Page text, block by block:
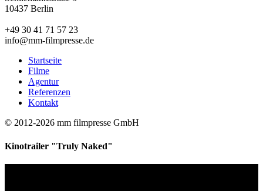
10437 Berlin
+49 30 41 71 57 23
info@mm-filmpresse.de
Startseite
Filme
Agentur
Referenzen
Kontakt
© 2012-2026 mm filmpresse GmbH
Kinotrailer "Truly Naked"